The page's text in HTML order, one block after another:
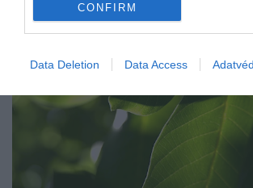
CONFIRM
Data Deletion Data Access